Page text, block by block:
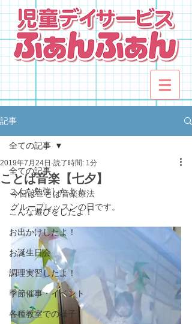
記事
全ての記事
こんな勉強したよ！
こんな遊びをしたよ！
お出かけしたよ！
お誕生日会
調理実習したよ！
季節催事・イベント
各種教室での様子
全ての記事
ことば音楽【七夕】
2019年7月24日 読了時間: 1分
今日はことば音楽療法
グループレッスンの日です。